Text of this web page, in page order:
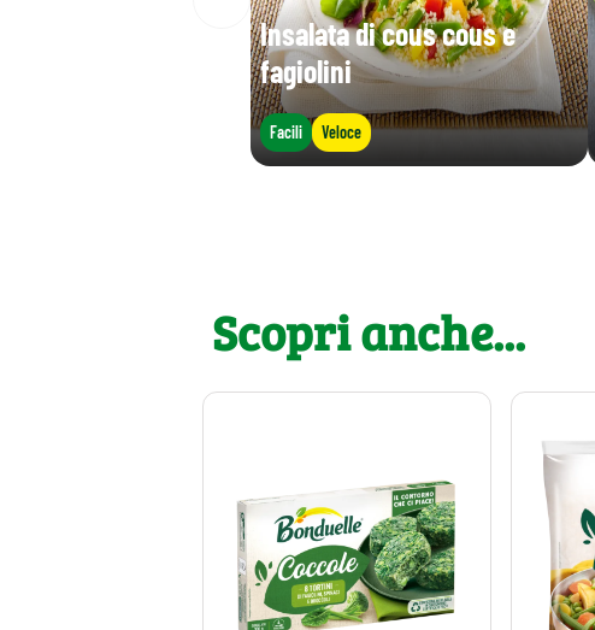
Insalata di cous cous e
fagiolini
Facili Veloce
Scopri anche...